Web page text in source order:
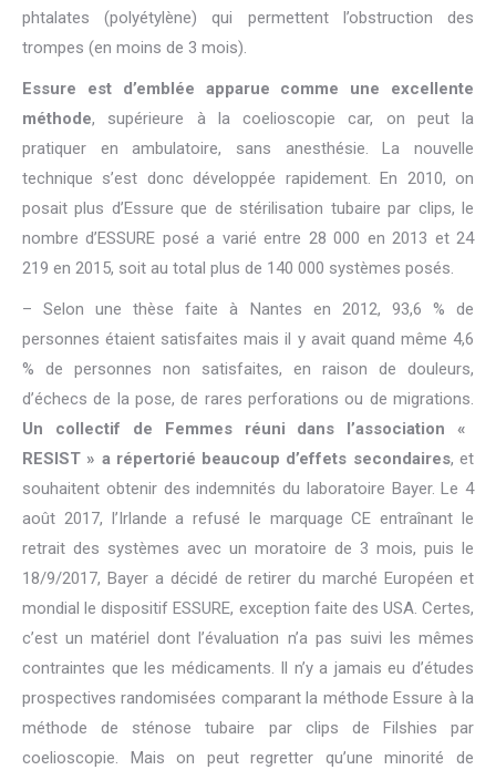
phtalates (polyétylène) qui permettent l’obstruction des
trompes (en moins de 3 mois).
Essure est d’emblée apparue comme une excellente
méthode, supérieure à la coelioscopie car, on peut la
pratiquer en ambulatoire, sans anesthésie. La nouvelle
technique s’est donc développée rapidement. En 2010, on
posait plus d’Essure que de stérilisation tubaire par clips, le
nombre d’ESSURE posé a varié entre 28 000 en 2013 et 24
219 en 2015, soit au total plus de 140 000 systèmes posés.
– Selon une thèse faite à Nantes en 2012, 93,6 % de
personnes étaient satisfaites mais il y avait quand même 4,6
% de personnes non satisfaites, en raison de douleurs,
d’échecs de la pose, de rares perforations ou de migrations.
Un collectif de Femmes réuni dans l’association «
RESIST » a répertorié beaucoup d’effets secondaires, et
souhaitent obtenir des indemnités du laboratoire Bayer. Le 4
août 2017, l’Irlande a refusé le marquage CE entraînant le
retrait des systèmes avec un moratoire de 3 mois, puis le
18/9/2017, Bayer a décidé de retirer du marché Européen et
mondial le dispositif ESSURE, exception faite des USA. Certes,
c’est un matériel dont l’évaluation n’a pas suivi les mêmes
contraintes que les médicaments. Il n’y a jamais eu d’études
prospectives randomisées comparant la méthode Essure à la
méthode de sténose tubaire par clips de Filshies par
coelioscopie. Mais on peut regretter qu’une minorité de